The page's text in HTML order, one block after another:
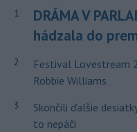
1
DRÁMA V
hádzala do
2
Festival Lovestream
Robbie Williams
3
Skončili ďalšie
to nepáči